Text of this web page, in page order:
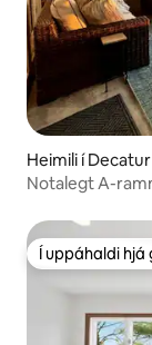
Heimili í Decatur
Notalegt A-
Í uppáhaldi hjá
Í uppáhaldi hjá